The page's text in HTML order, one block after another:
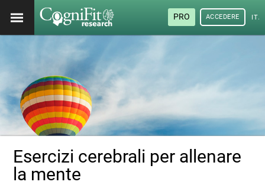
PRO ACCEDERE
Esercizi cerebrali per allenare
la mente